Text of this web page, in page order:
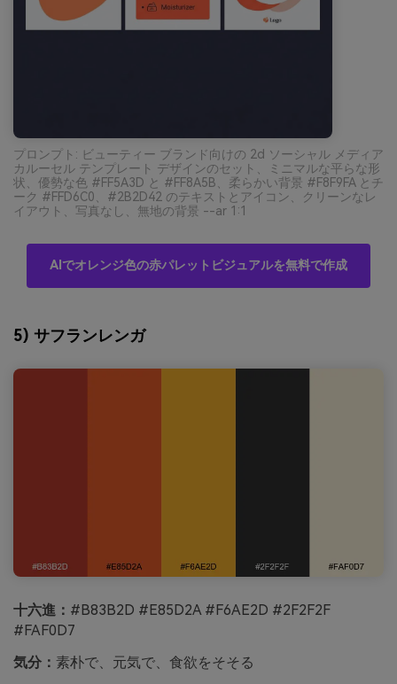
プロンプト: ビューティー ブランド向けの 2d ソーシャル メディア
カルーセル テンプレート デザインのセット、ミニマルな平らな形
状、優勢な色 #FF5A3D と #FF8A5B、柔らかい背景 #F8F9FA とチ
ーク #FFD6C0、#2B2D42 のテキストとアイコン、クリーンなレ
イアウト、写真なし、無地の背景 --ar 1:1
AIでオレンジ色の赤パレットビジュアルを無料で作成
5) サフランレンガ
十六進： #B83B2D #E85D2A #F6AE2D #2F2F2F
#FAF0D7
気分： 素朴で、元気で、食欲をそそる